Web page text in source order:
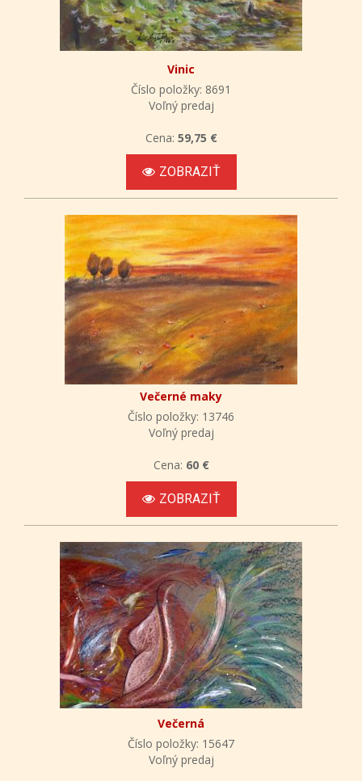
Vinic
Číslo položky: 8691
Voľný predaj
Cena: 59,75 €
ZOBRAZIŤ
Večerné maky
Číslo položky: 13746
Voľný predaj
Cena: 60 €
ZOBRAZIŤ
Večerná
Číslo položky: 15647
Voľný predaj